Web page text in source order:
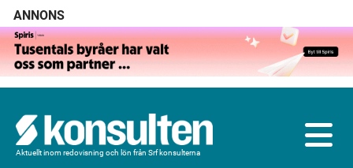
ANNONS
Aktuellt inom redovisning och lön från Srf konsulterna